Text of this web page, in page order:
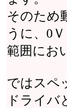
そのため
うに、0
範囲にお
ではスペ
ドライ